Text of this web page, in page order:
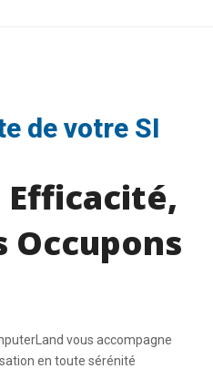
de votre SI
Efficacité,
Occupons
vous accompagne
en toute sérénité